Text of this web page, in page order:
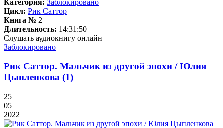
Категория: Заблокировано
Цикл: Рик Саттор
Книга № 2
Длительность: 14:31:50
Слушать аудиокнигу онлайн
Заблокировано
Рик Саттор. Мальчик из другой эпохи / Юлия
Цыпленкова (1)
25
05
2022